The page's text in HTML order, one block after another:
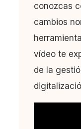
conozcas
cambios
vídeo te
de la